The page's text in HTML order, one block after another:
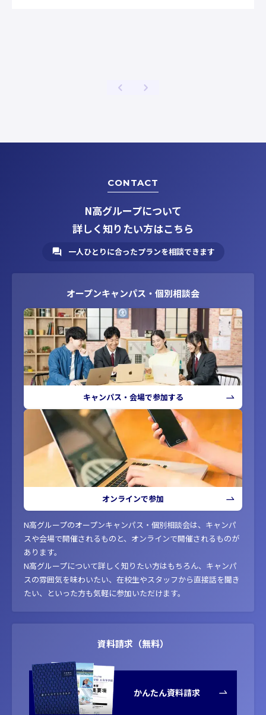
CONTACT
N高グループについて
詳しく知りたい方はこちら
一人ひとりに合ったプランを相談できます
オープンキャンパス・個別相談会
キャンパス・会場で参加する
オンラインで参加
N高グループのオープンキャンパス・個別相談会は、キャンパ
スや会場で開催されるものと、オンラインで開催されるものが
あります。
N高グループについて詳しく知りたい方はもちろん、キャンパ
スの雰囲気を味わいたい、在校生やスタッフから直接話を聞き
たい、といった方も気軽に参加いただけます。
資料請求（無料）
かんたん資料請求